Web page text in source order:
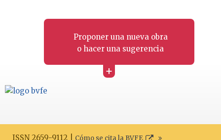
Proponer una nueva obra
o hacer una sugerencia
+
ISSN 2659-9112 | Cómo se cita la BVFE